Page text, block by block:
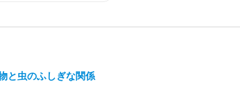
と虫のふしぎな関係